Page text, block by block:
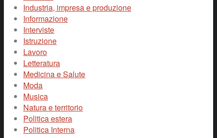
Industria, impresa e produzione
Informazione
Interviste
Istruzione
Lavoro
Letteratura
Medicina e Salute
Moda
Musica
Natura e territorio
Politica estera
Politica Interna